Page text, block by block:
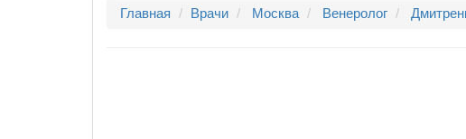
Главная
Врачи Москва Венеролог